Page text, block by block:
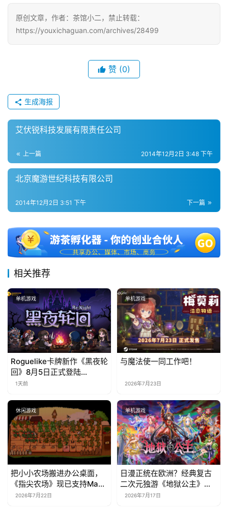
原创文章，作者：茶馆小二，禁止转载：
https://youxichaguan.com/archives/28499
赞 (0)
生成海报
艾伏锐科技发展有限责任公司
上一篇 2014年12月2日 3:48 下午
北京魔游世纪科技有限公司
下一篇
2014年12月2日 3:51 下午
相关推荐
单机游戏
Roguelike卡牌新作《黑夜轮
回》8月5日正式登陆
Steam，首发9折优惠开启
1天前
单机游戏
与魔法使一同工作吧！
2026年7月23日
休闲游戏
把小小农场搬进办公桌面，
《指尖农场》现已支持Mac
系统！
2026年7月22日
单机游戏
日漫正统在欧洲？经典复古
二次元独游《地狱公主》现
已EA上线
2026年7月17日